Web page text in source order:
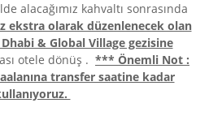
alacağımız kahvaltı sonrasında
ekstra olarak düzenlenecek olan
& Global Village gezisine
otele dönüş . *** Önemli Not :
transfer saatine kadar